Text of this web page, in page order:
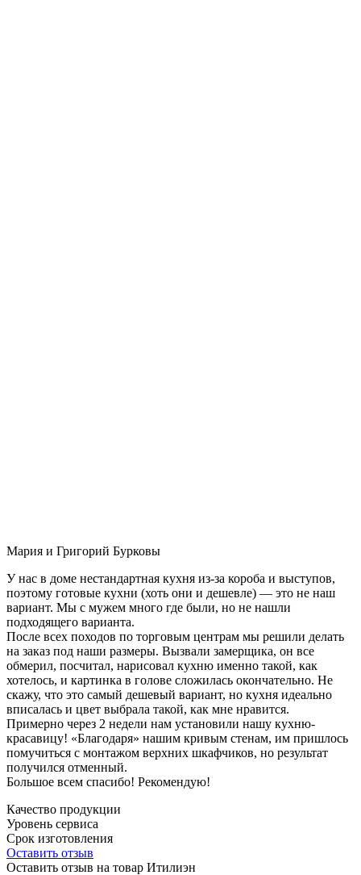
Мария и Григорий Бурковы
У нас в доме нестандартная кухня из-за короба и выступов,
поэтому готовые кухни (хоть они и дешевле) — это не наш
вариант. Мы с мужем много где были, но не нашли
подходящего варианта.
После всех походов по торговым центрам мы решили делать
на заказ под наши размеры. Вызвали замерщика, он все
обмерил, посчитал, нарисовал кухню именно такой, как
хотелось, и картинка в голове сложилась окончательно. Не
скажу, что это самый дешевый вариант, но кухня идеально
вписалась и цвет выбрала такой, как мне нравится.
Примерно через 2 недели нам установили нашу кухню-
красавицу! «Благодаря» нашим кривым стенам, им пришлось
помучиться с монтажом верхних шкафчиков, но результат
получился отменный.
Большое всем спасибо! Рекомендую!
Качество продукции
Уровень сервиса
Срок изготовления
Оставить отзыв
Оставить отзыв на товар Итилиэн